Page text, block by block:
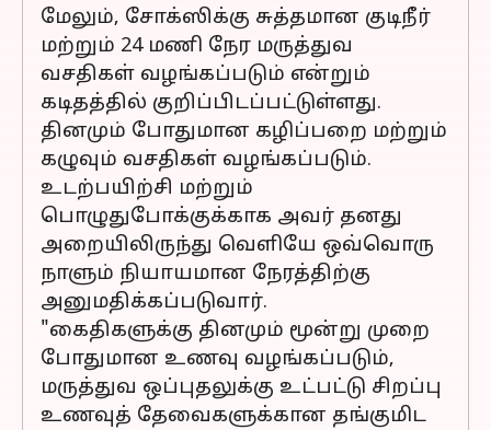
மேலும், சோக்ஸிக்கு சுத்தமான குடிநீர்
மற்றும் 24 மணி நேர மருத்துவ
வசதிகள் வழங்கப்படும் என்றும்
கடிதத்தில் குறிப்பிடப்பட்டுள்ளது.
தினமும் போதுமான கழிப்பறை மற்றும்
கழுவும் வசதிகள் வழங்கப்படும்.
உடற்பயிற்சி மற்றும்
பொழுதுபோக்குக்காக அவர் தனது
அறையிலிருந்து வெளியே ஒவ்வொரு
நாளும் நியாயமான நேரத்திற்கு
அனுமதிக்கப்படுவார்.
"கைதிகளுக்கு தினமும் மூன்று முறை
போதுமான உணவு வழங்கப்படும்,
மருத்துவ ஒப்புதலுக்கு உட்பட்டு சிறப்பு
உணவுத் தேவைகளுக்கான தங்குமிட